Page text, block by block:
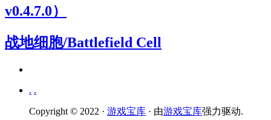
v0.4.7.0）
战地细胞/Battlefield Cell
. .
Copyright © 2022 · 游戏宝库 · 由游戏宝库强力驱动.